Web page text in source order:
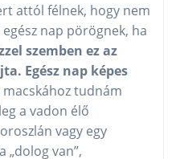
attól félnek, hogy nem
nap pörögnek, ha
szemben ez az
Egész nap képes
macskához tudnám
a vadon élő
vagy egy
„dolog van”,